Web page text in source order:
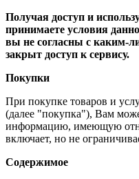
Получая доступ и
принимаете условия
вы не согласны с каким-
закрыт доступ к сервису.
Покупки
При покупке товаров и
(далее "покупка"), Вам
информацию, имеющую
включает, но не
Содержимое